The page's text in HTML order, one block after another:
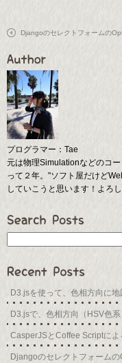
Djangoのセレクトフォームの
プログラマー：Tae
元は物理Simulationなどのコ
って２年。"ソフト屋だけど
していこうと思います！よろ
D3.jsを使って、色相方向に
D3.jsで、色相方向（HSV色
CasperJSとCoffee Scriptに
Djangoのセレクトフォーム